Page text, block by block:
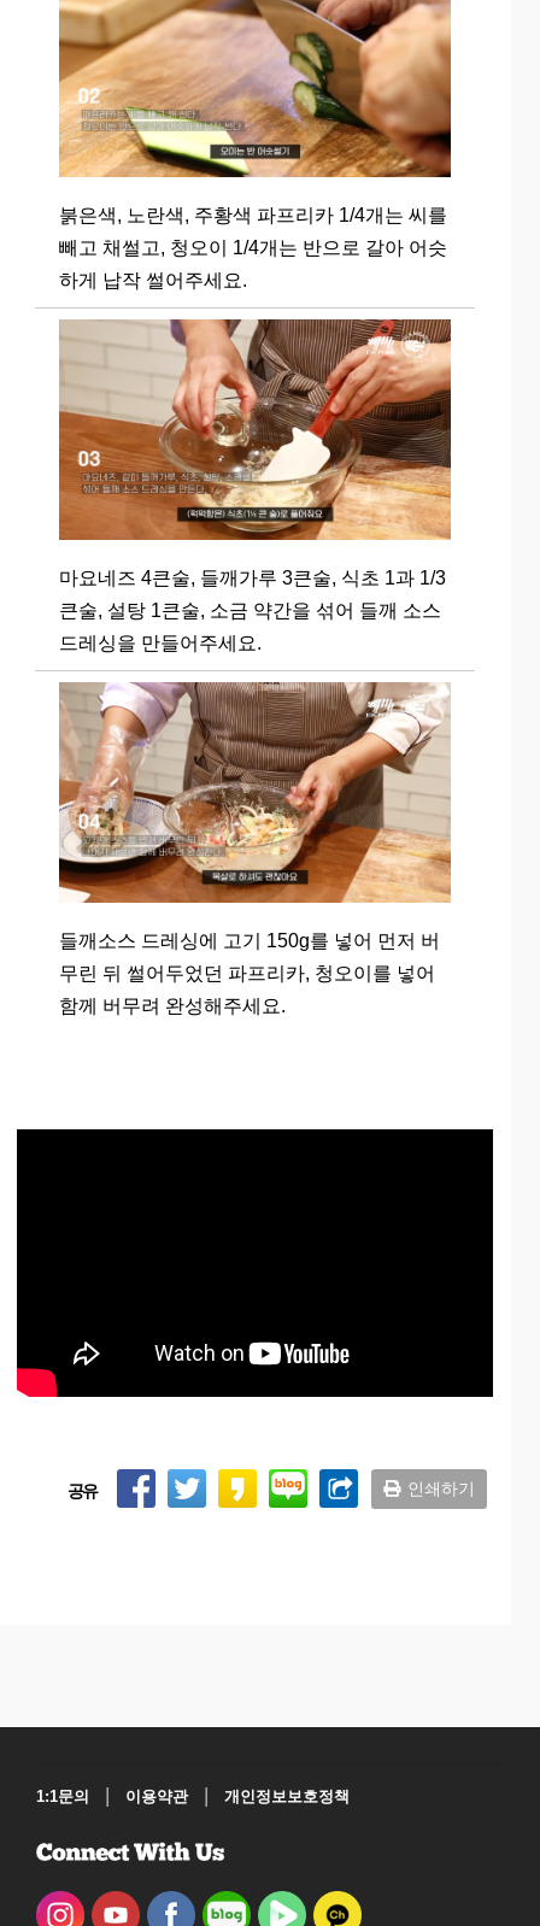
붉은색, 노란색, 주황색 파프리카 1/4개는 씨를
빼고 채썰고, 청오이 1/4개는 반으로 갈아 어슷
하게 납작 썰어주세요.
마요네즈 4큰술, 들깨가루 3큰술, 식초 1과 1/3
큰술, 설탕 1큰술, 소금 약간을 섞어 들깨 소스
드레싱을 만들어주세요.
들깨소스 드레싱에 고기 150g를 넣어 먼저 버
무린 뒤 썰어두었던 파프리카, 청오이를 넣어
함께 버무려 완성해주세요.
공유 인쇄하기
1:1문의 | 이용약관 | 개인정보보호정책